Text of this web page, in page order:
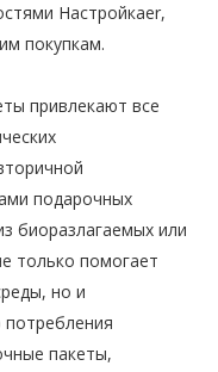
Настройкаer,
покупкам.
привлекают все
подарочных
биоразлагаемых или
только помогает
но и
потребления
пакеты,